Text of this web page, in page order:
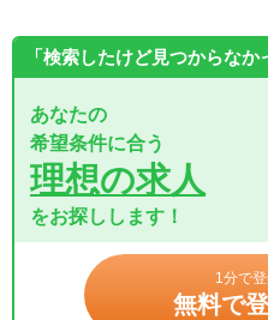
「検索したけど見つからなか
あなたの
希望条件に合う
理想の求人
をお探しします！
1分で登
無料で